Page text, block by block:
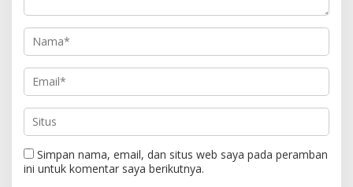
Simpan nama, email, dan situs web saya pada peramban
ini untuk komentar saya berikutnya.